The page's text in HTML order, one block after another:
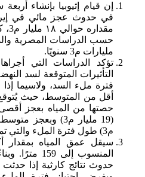
إن قيام إثيوبيا بإنشاء
في حدوث عجز مائي في
مليارات م3 سنويًا.
تؤكد الدراسات التي
التأثيرات المتوقعة لسد
فترة ملء السد، ولاسيما
أقل من المتوسط، حيث
م3) طول فترة الملء والتي تمتد إلى "6" سنوات.
المنسوب إلى
حدوث نتائج كارثية إذا